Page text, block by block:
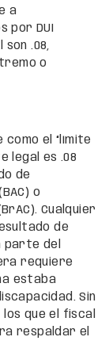
a
por DUI
.08,
o
como el “límite
legal es .08
de
o
Cualquier
de
parte del
requiere
estaba
Sin
que el fiscal
respaldar el